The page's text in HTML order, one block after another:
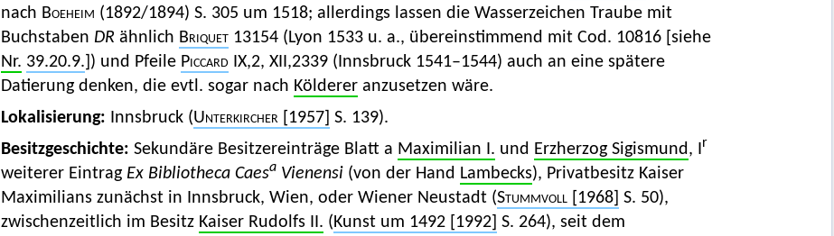
nach Boeheim (1892/1894) S. 305 um 1518; allerdings lassen die Wasserzeichen Traube mit
Buchstaben DR ähnlich Briquet13154 (Lyon 1533 u. a., übereinstimmend mit Cod. 10816 [siehe
Nr. 39.20.9. ]) und Pfeile PiccardIX,2, XII,2339 (Innsbruck 1541–1544) auch an eine spätere
Datierung denken, die evtl. sogar nach Köldereranzusetzen wäre.
Lokalisierung: Innsbruck (Unterkircher[1957] S. 139).
Besitzgeschichte: Sekundäre Besitzereinträge Blatt a Maximilian I. und Erzherzog Sigismund, Ir
weiterer Eintrag Ex Bibliotheca Caesa Vienensi (von der Hand Lambecks), Privatbesitz Kaiser
Maximilians zunächst in Innsbruck, Wien, oder Wiener Neustadt (Stummvoll[1968] S. 50),
zwischenzeitlich im Besitz Kaiser Rudolfs II. (Kunst um 1492 [1992] S. 264), seit dem